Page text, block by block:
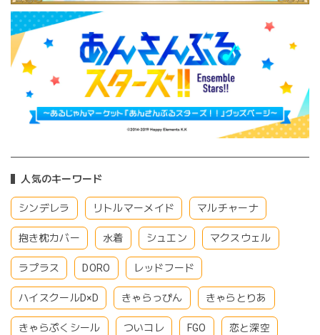
人気のキーワード
シンデレラ リトルマーメイド マルチャーナ
抱き枕カバー 水着 シュエン マクスウェル
ラプラス DORO レッドフード
ハイスクールD×D きゃらっぴん きゃらとりあ
きゃらぷくシール ついコレ FGO 恋と深空